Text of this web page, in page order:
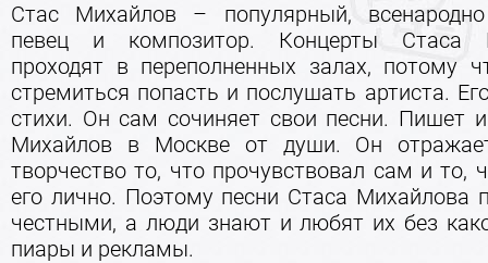
Стас Михайлов – популярный,
певец и композитор. Концерты Стаса
проходят в переполненных залах, потому
стремиться попасть и послушать артиста.
стихи. Он сам сочиняет свои песни. Пишет
Михайлов в Москве от души. Он
творчество то, что прочувствовал сам и то,
его лично. Поэтому песни Стаса Михайлова
честными, а люди знают и любят их без
пиары и рекламы.